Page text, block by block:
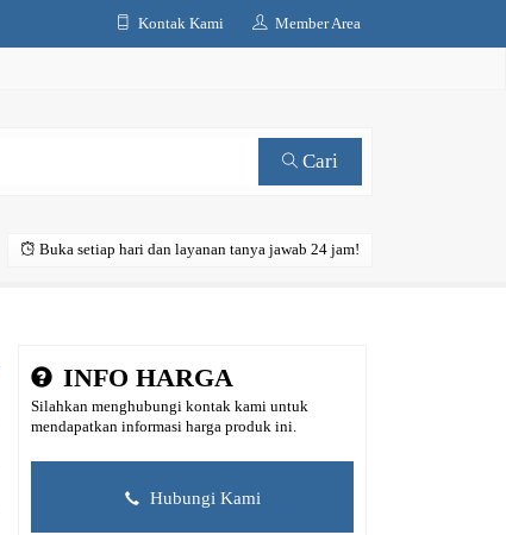
Kontak Kami Member Area
Cari
Buka setiap hari dan layanan tanya jawab 24 jam!
INFO HARGA
Silahkan menghubungi kontak kami untuk
mendapatkan informasi harga produk ini.
Hubungi Kami